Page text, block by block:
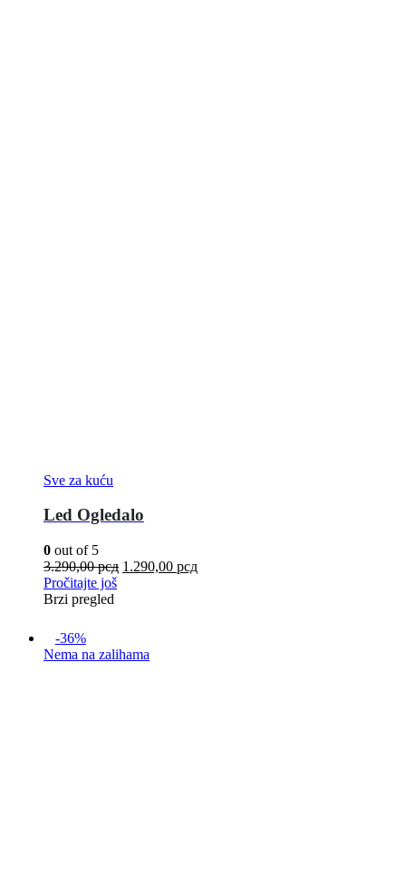
Sve za kuću
Led Ogledalo
0 out of 5
3.290,00рсд 1.290,00 рсд
Pročitajte još
Brzi pregled
-36%
Nema na zalihama